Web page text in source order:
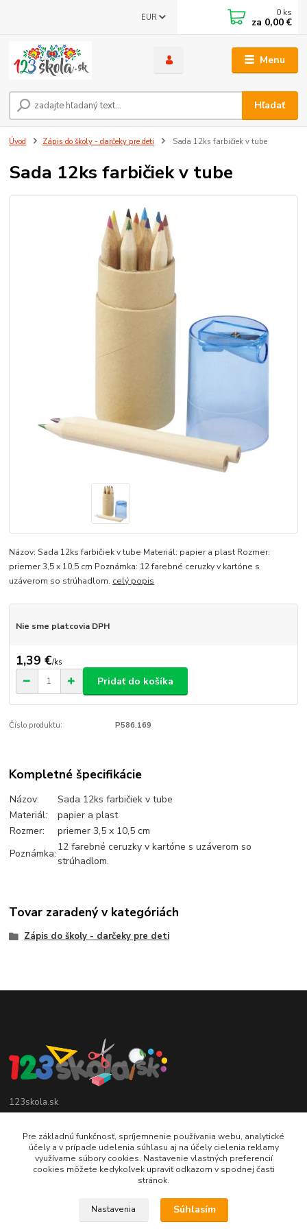
Menu
EUR
Hľadať
0 ks
za 0,00 €
Úvod Zápis do školy - darčeky pre deti Sada 12ks farbičiek v tube
Sada 12ks farbičiek v tube
Názov: Sada 12ks farbičiek v tube Materiál: papier a plast Rozmer:
priemer 3,5 x 10,5 cm Poznámka: 12 farebné ceruzky v kartóne s
uzáverom so strúhadlom. celý popis
Nie sme platcovia DPH
1,39 €/ks
Pridať do košíka
Číslo produktu: P586.169
Kompletné špecifikácie
Názov:
Sada 12ks farbičiek v tube
Materiál:
papier a plast
Rozmer:
priemer 3,5 x 10,5 cm
Poznámka:
12 farebné ceruzky v kartóne s uzáverom so
strúhadlom.
Tovar zaradený v kategóriách
Zápis do školy - darčeky pre deti
123skola.sk
0905 990 696
jan@123obec.sk
Pre základnú funkčnosť, spríjemnenie používania webu, analytické
účely a v prípade udelenia súhlasu aj na účely cielenia reklamy
využívame súbory cookies. Nastavenie vlastných preferencií
cookies môžete kedykoľvek upraviť odkazom v spodnej časti
stránok.
Nastavenia Súhlasím